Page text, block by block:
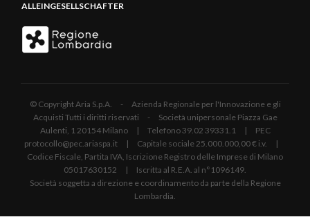
ALLEINGESELLSCHAFTER
© Copyright Aria S.p.A. - Azienda Regionale per l'Innovazione e gli
Acquisti Tutti i diritti riservati - Società unipersonale Piazza Gae
Aulenti, 1 20154 Milano | Telefono 39.02 39331.1 | PEC
protocollo@pec.ariaspa.it | Capitale sociale 25.000.000,00 € i.v. |
Codice Fiscale, Partita IVA, Iscrizione Registro delle Imprese di Milano
05017630152 | Iscritta al R.E.A. al n°1096149.
Società soggetta a direzione e coordinamento da parte della Regione
Lombardia.